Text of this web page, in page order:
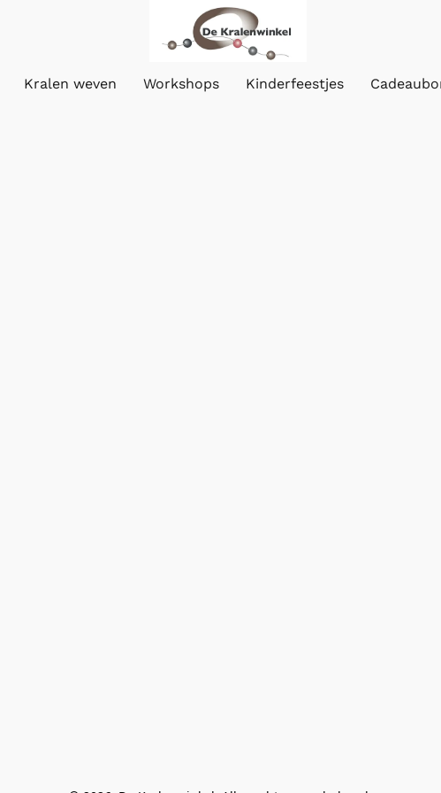
Kralen weven Workshops Kinderfeestjes